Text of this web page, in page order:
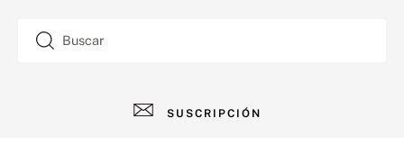
Buscar
SUSCRIPCIÓN